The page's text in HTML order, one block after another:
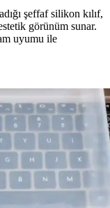
şeffaf silikon kılıf,
görünüm sunar.
uyumu ile